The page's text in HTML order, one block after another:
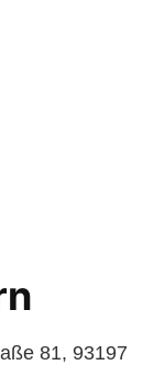
81, 93197